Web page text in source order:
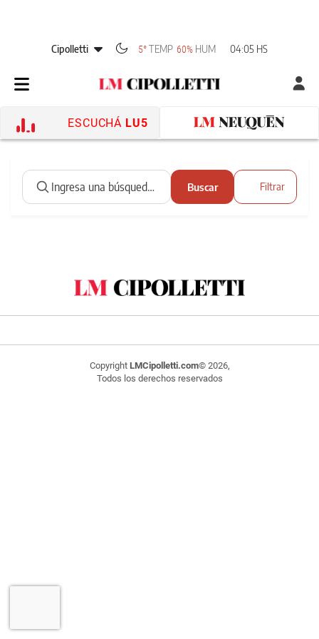
Cipolletti 5° TEMP 60% HUM 04:05 HS
ESCUCHÁ LU5
Buscar Filtrar
Copyright LMCipolletti.com© 2026,
Todos los derechos reservados